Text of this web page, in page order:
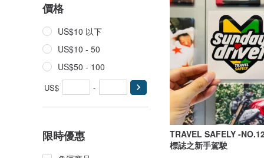
價格
US$10 以下
US$10 - 50
US$50 - 100
US$ -
限時優惠
TRAVEL SAFELY -
標誌之新手駕駛